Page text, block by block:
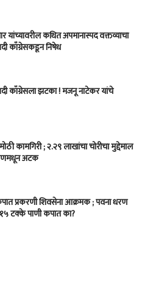
यांच्यावरील कथित अपमानास्पद वक्तव्याचा
काँग्रेसकडून निषेध
काँग्रेसला झटका ! मजनू नाटेकर यांचे
कामगिरी ; २.२९ लाखांचा चोरीचा मुद्देमाल
अटक
प्रकरणी शिवसेना आक्रमक ; पवना धरण
टक्के पाणी कपात का?